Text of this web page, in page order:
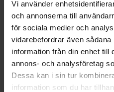
Vi använder
och annonserna till
för sociala medier och
vidarebefordrar även
information från din enhet till
annons- och analysföretag
Dessa kan i sin tur
information som du har
Rum
Alla rum på Hotel
Adlershof har TV,
WiFi och eget badrum
hygienprodukter.
Närmaste tågstation: 1
Närmaste busstopp: 0
Närmaste flygplats: 10 km
Brandenburg)
Övrigt
Parkering mot avgift: